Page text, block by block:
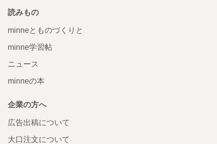
読みもの
minneとものづくりと
minne学習帖
ニュース
minneの本
企業の方へ
広告出稿について
大口注文について